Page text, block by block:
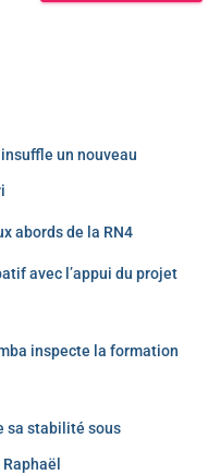
insuffle un nouveau
abords de la RN4
avec l’appui du projet
inspecte la formation
sa stabilité sous